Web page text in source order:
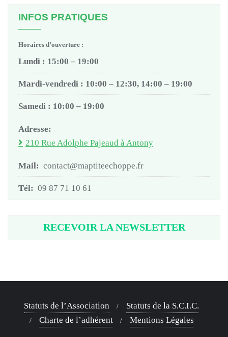
INFOS PRATIQUES
Horaires d’ouverture :
Lundi : 15:00 – 19:00
Mardi-vendredi : 10:00 – 12:30, 14:00 – 19:00
Samedi : 10:00 – 19:00
Adresse:
210 Rue Adolphe Pajeaud à Antony
Mail: contact@maptiteechoppe.fr
Tél: 09 87 71 10 61
RECEVOIR LA NEWSLETTER
Statuts de l’Association
Statuts de la S.C.I.C.
Charte de l’adhérent
Mentions Légales